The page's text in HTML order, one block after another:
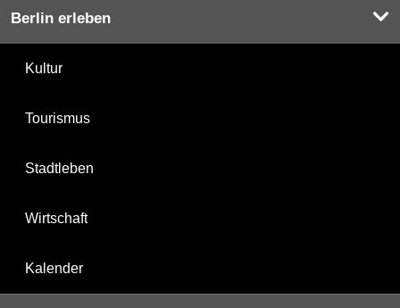
Berlin erleben
Kultur
Tourismus
Stadtleben
Wirtschaft
Kalender